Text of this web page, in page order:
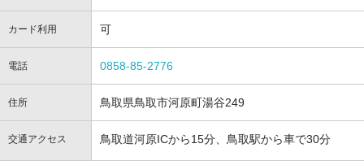
カード利用 可
電話 0858-85-2776
住所 鳥取県鳥取市河原町湯谷249
交通アクセス 鳥取道河原ICから15分、鳥取駅から車で30分